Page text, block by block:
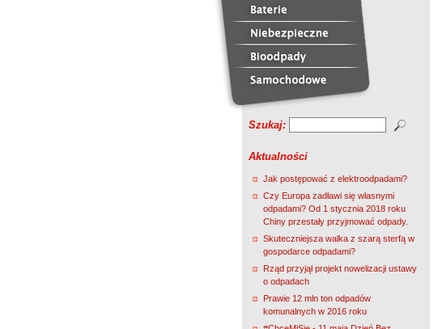
Szukaj:
Aktualności
Jak postępować z elektroodpadami?
Czy Europa zadławi się własnymi
odpadami? Od 1 stycznia 2018 roku
Chiny przestały przyjmować odpady.
Skuteczniejsza walka z szarą sterfą w
gospodarce odpadami?
Rząd przyjął projekt nowelizacji ustawy
o odpadach
Prawie 12 mln ton odpadów
komunalnych w 2016 roku